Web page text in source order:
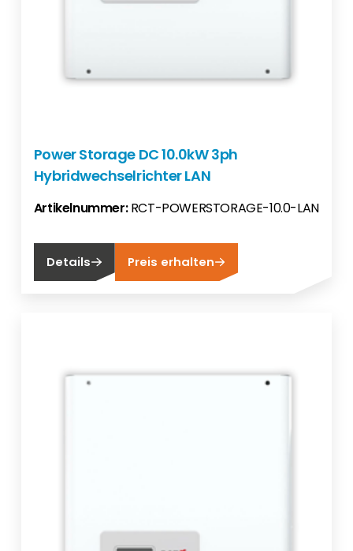
Power Storage DC 10.0kW 3ph
Hybridwechselrichter LAN
Artikelnummer:RCT-POWERSTORAGE-10.0-LAN
Details Preis erhalten